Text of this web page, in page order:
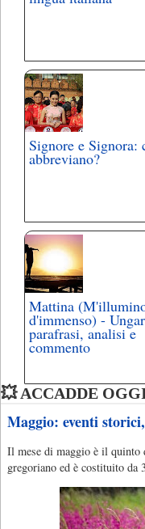
Signore e Signora:
abbreviano?
Mattina
d'immenso) -
parafrasi, analisi e
commento
💥 ACCADDE
Maggio: eventi
Il mese di maggio è il quinto
gregoriano ed è costituito